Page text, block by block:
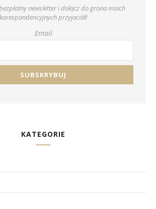
newsletter i dołącz do grona moich
korespondencyjnych przyjaciół!
Email
KATEGORIE